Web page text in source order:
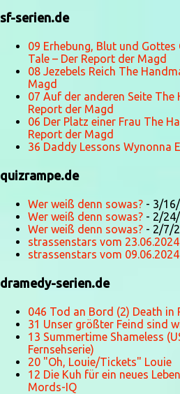
sf-serien.de
09 Erhebung, Blut und Gottes
Tale – Der Report der Magd
08 Jezebels Reich The
Magd
07 Auf der anderen Seite The
Report der Magd
06 Der Platz einer Frau The
Report der Magd
36 Daddy Lessons Wynonna
quizrampe.de
Wer weiß denn sowas? - 3/
Wer weiß denn sowas? - 2/
Wer weiß denn sowas? - 2/7/
strassenstars vom 23.06.2024
strassenstars vom 09.06.2024
dramedy-serien.de
046 Tod an Bord (2) Death in
31 Unser größter Feind sind
13 Summertime Shameless
Fernsehserie)
20 "Oh, Louie/Tickets" Louie
12 Die Kuh für ein neues
Mords-IQ